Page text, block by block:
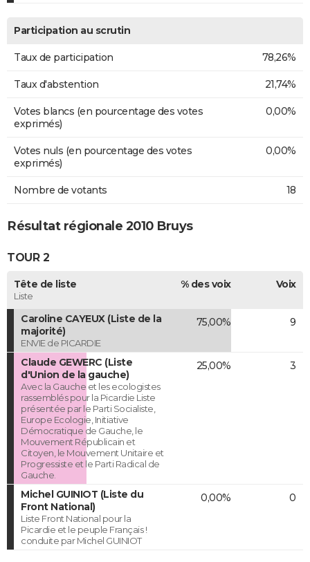
Participation au scrutin
Taux de participation 78,26%
Taux d'abstention 21,74%
Votes blancs (en pourcentage des votes
exprimés)
0,00%
Votes nuls (en pourcentage des votes
exprimés)
0,00%
Nombre de votants 18
Résultat régionale 2010 Bruys
TOUR 2
Tête de liste
Liste
% des voix Voix
Caroline CAYEUX (Liste de la
majorité)
ENVIE de PICARDIE
75,00% 9
Claude GEWERC (Liste
d'Union de la gauche)
Avec la Gauche et les ecologistes
rassemblés pour la Picardie Liste
présentée par le Parti Socialiste,
Europe Ecologie, Initiative
Démocratique de Gauche, le
Mouvement Républicain et
Citoyen, le Mouvement Unitaire et
Progressiste et le Parti Radical de
Gauche.
25,00% 3
Michel GUINIOT (Liste du
Front National)
Liste Front National pour la
Picardie et le peuple Français !
conduite par Michel GUINIOT
0,00% 0